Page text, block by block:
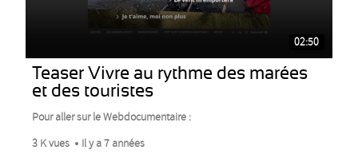
02:50
Teaser Vivre au rythme des marées
et des touristes
Pour aller sur le Webdocumentaire :
3 K vues
Il y a 7 années